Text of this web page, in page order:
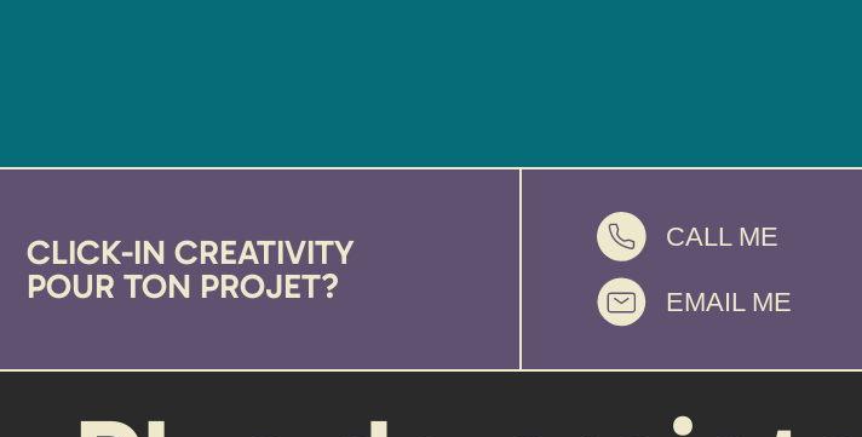
CLICK-IN CREATIVITY
POUR TON PROJET?
CALL ME
EMAIL ME